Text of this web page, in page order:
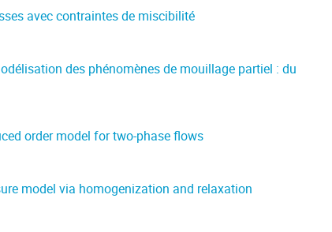
avec contraintes de miscibilité
des phénomènes de mouillage partiel : du
order model for two-phase flows
model via homogenization and relaxation